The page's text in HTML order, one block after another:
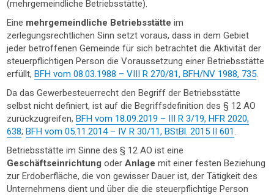
(mehrgemeindliche Betriebsstätte).
Eine mehrgemeindliche Betriebsstätte im
zerlegungsrechtlichen Sinn setzt voraus, dass in dem Gebiet
jeder betroffenen Gemeinde für sich betrachtet die Aktivität der
steuerpflichtigen Person die Voraussetzung einer Betriebsstätte
erfüllt,BFH vom 08.03.1988 – VIII R 270/81, BFH/NV 1988, 735.
Da das Gewerbesteuerrecht den Begriff der Betriebsstätte
selbst nicht definiert, ist auf die Begriffsdefinition des § 12 AO
zurückzugreifen,BFH vom 18.09.2019 – III R 3/19, HFR 2020,
638;BFH vom 05.11.2014 – IV R 30/11, BStBl. 2015 II 601.
Betriebsstätte im Sinne des § 12 AO ist eine
GeschäftseinrichtungoderAnlage mit einer festen Beziehung
zur Erdoberfläche, die von gewisser Dauer ist, der Tätigkeit des
Unternehmens dient und über die die steuerpflichtige Person